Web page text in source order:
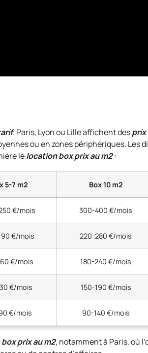
. Paris, Lyon ou Lille affichent desprix
ou en zones périphériques. Les
lelocation box prix au m2:
5-7 m2 Box 10 m2
€/mois 300-400 €/mois
€/mois 220-280 €/mois
€/mois 180-240 €/mois
€/mois 150-190 €/mois
€/mois 90-140 €/mois
prix au m2, notamment à Paris, où